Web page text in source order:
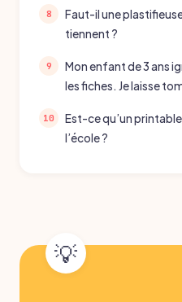
Faut-il une
tiennent ?
Mon enfant de 3 ans
les fiches. Je laisse
Est-ce qu’un
l’école ?